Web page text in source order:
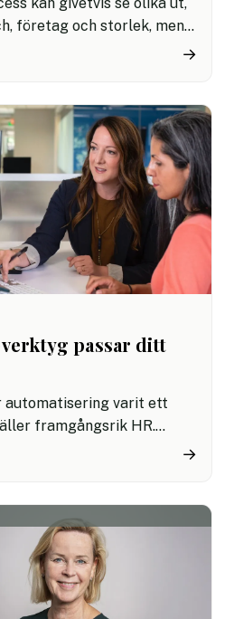
företag och storlek, men
smidig som möjlig – för
ökad transparens
→
verktyg passar ditt
automatisering varit ett
framgångsrik HR.
och en inblick i
→